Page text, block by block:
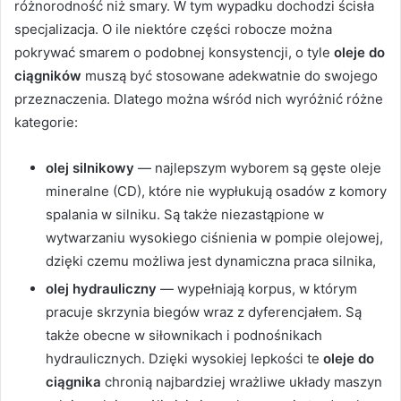
różnorodność niż smary. W tym wypadku dochodzi ścisła
specjalizacja. O ile niektóre części robocze można
pokrywać smarem o podobnej konsystencji, o tyle oleje do
ciągników muszą być stosowane adekwatnie do swojego
przeznaczenia. Dlatego można wśród nich wyróżnić różne
kategorie:
olej silnikowy — najlepszym wyborem są gęste oleje
mineralne (CD), które nie wypłukują osadów z komory
spalania w silniku. Są także niezastąpione w
wytwarzaniu wysokiego ciśnienia w pompie olejowej,
dzięki czemu możliwa jest dynamiczna praca silnika,
olej hydrauliczny — wypełniają korpus, w którym
pracuje skrzynia biegów wraz z dyferencjałem. Są
także obecne w siłownikach i podnośnikach
hydraulicznych. Dzięki wysokiej lepkości te oleje do
ciągnika chronią najbardziej wrażliwe układy maszyn